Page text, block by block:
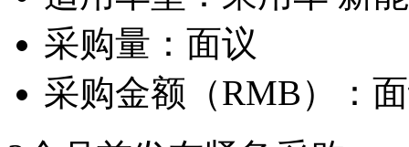
采购量： 面议
采购金额（RMB）：